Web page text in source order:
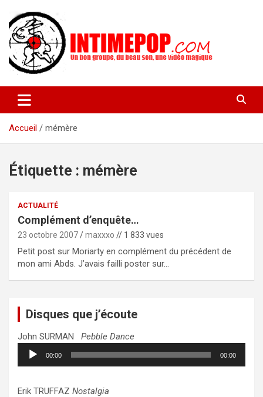
contenu
intimepop.com
actuelles pop rock, post-rock, indé sur Lyon. rock pop concert
lyon
Accueil
mémère
Étiquette : mémère
ACTUALITÉ
Complément d’enquête…
23 octobre 2007 maxxxo // 1 833 vues
Petit post sur Moriarty en complément du précédent de
mon ami Abds. J’avais failli poster sur…
Disques que j’écoute
John SURMAN Pebble Dance
Lecteur
audio
00:00 00:00
Erik TRUFFAZ Nostalgia